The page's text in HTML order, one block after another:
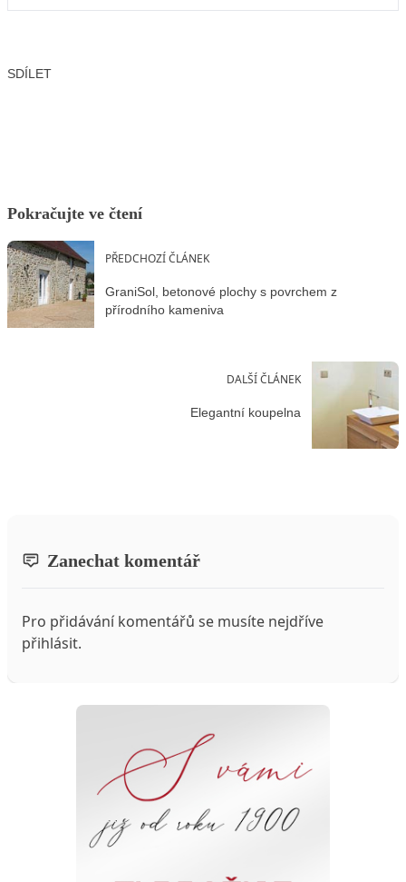
SDÍLET
Pokračujte ve čtení
PŘEDCHOZÍ ČLÁNEK
GraniSol, betonové plochy s povrchem z
přírodního kameniva
DALŠÍ ČLÁNEK
Elegantní koupelna
Zanechat komentář
Pro přidávání komentářů se musíte nejdříve
přihlásit.